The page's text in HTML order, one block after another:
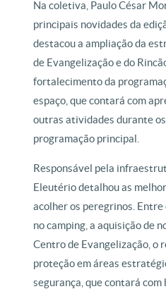
Na coletiva, Paulo César
principais novidades da
destacou a ampliação da
de Evangelização e do
fortalecimento da
espaço, que contará com
outras atividades durante
programação principal.
Responsável pela
Eleutério detalhou as
acolher os peregrinos. Entre
no camping, a aquisição de
Centro de Evangelização, o
proteção em áreas
segurança, que contará com